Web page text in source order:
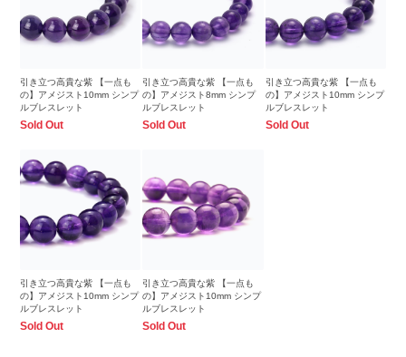
引き立つ高貴な紫 【一点も
の】アメジスト10mm シンプ
ルブレスレット
Sold Out
引き立つ高貴な紫 【一点も
の】アメジスト8mm シンプ
ルブレスレット
Sold Out
引き立つ高貴な紫 【一点も
の】アメジスト10mm シンプ
ルブレスレット
Sold Out
引き立つ高貴な紫 【一点も
の】アメジスト10mm シンプ
ルブレスレット
Sold Out
引き立つ高貴な紫 【一点も
の】アメジスト10mm シンプ
ルブレスレット
Sold Out